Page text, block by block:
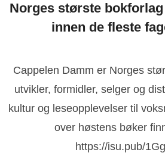
Norges største
innen de fleste
Cappelen Damm er Norges
utvikler, formidler, selger og
kultur og leseopplevelser til
over høstens bøker
https://isu.pub/